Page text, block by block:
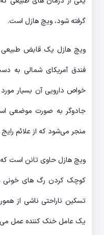
گرفته شود، ویچ هازل است.
ویچ هازل یک قابض
فندق آمریکای شمالی به
خواص دارویی آن بسیار مورد
جادوگر به صورت موضعی
منجر می‌شود که از علائم
ویچ هازل حاوی تانن است
کوچک کردن رگ های خونی
تسکین ناراحتی ناشی از
یک عامل خنک کننده عمل